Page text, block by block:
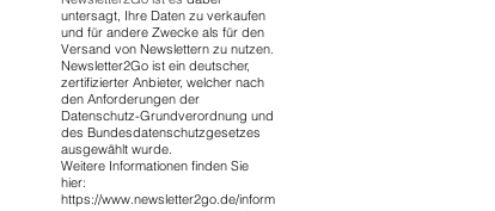
untersagt, Ihre Daten zu verkaufen
und für andere Zwecke als für den
Versand von Newslettern zu nutzen.
Newsletter2Go ist ein deutscher,
zertifizierter Anbieter, welcher nach
den Anforderungen der
Datenschutz-Grundverordnung und
des Bundesdatenschutzgesetzes
ausgewählt wurde.
Weitere Informationen finden Sie
hier:
https://www.newsletter2go.de/inform